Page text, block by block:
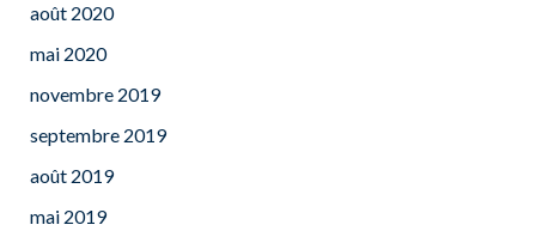
août 2020
mai 2020
novembre 2019
septembre 2019
août 2019
mai 2019